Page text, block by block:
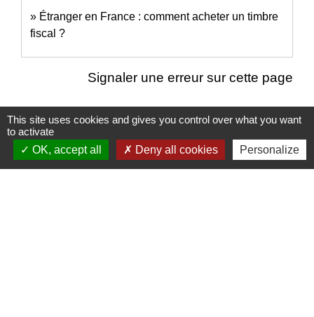
Étranger en France : comment acheter un timbre
fiscal ?
Signaler une erreur sur cette page
Nous contacter
This site uses cookies and gives you control over what you want
to activate
OK, accept all
Deny all cookies Personalize